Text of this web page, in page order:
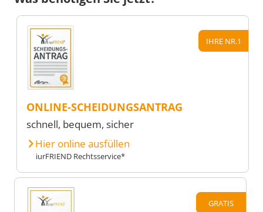
IHRE NR.1
ONLINE-SCHEIDUNGSANTRAG
schnell, bequem, sicher
Hier online ausfüllen
iurFRIEND Rechtsservice*
GRATIS